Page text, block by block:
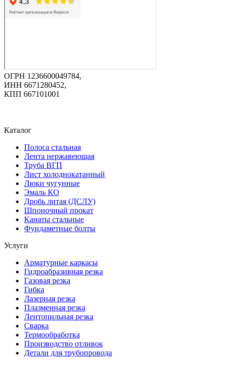
ОГРН 1236600049784,
ИНН 6671280452,
КПП 667101001
Каталог
Полоса стальная
Лента нержавеющая
Труба ВГП
Лист холоднокатанный
Люки чугунные
Эмаль КО
Дробь литая (ДСЛУ)
Шпоночный прокат
Канаты стальные
Фундаметные болты
Услуги
Арматурные каркасы
Гидроабразивная резка
Газовая резка
Гибка
Лазерная резка
Плазменная резка
Лентопильная резка
Сварка
Термообработка
Производство отливок
Детали для трубопровода